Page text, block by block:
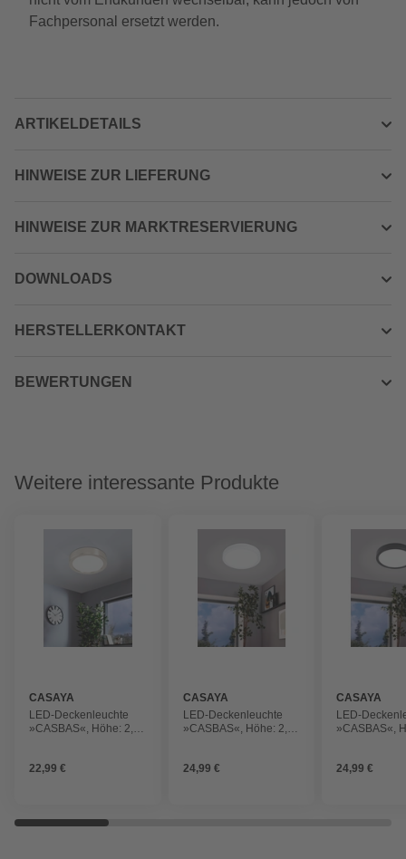
Fachpersonal ersetzt werden.
ARTIKELDETAILS
HINWEISE ZUR LIEFERUNG
HINWEISE ZUR MARKTRESERVIERUNG
DOWNLOADS
HERSTELLERKONTAKT
BEWERTUNGEN
Weitere interessante Produkte
CASAYA
LED-Deckenleuchte
»CASBAS«, Höhe: 2,8
22,99 €
CASAYA
LED-Deckenleuchte
»CASBAS«, Höhe: 2,8
24,99 €
CASAYA
LED-
»CASBAS«,
24,99 €